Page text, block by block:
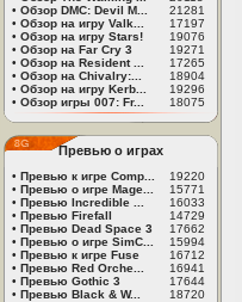
• Обзор DMC: Devil M...
21281
• Обзор на игру Valk...
17197
• Обзор на игру Stars!
19076
• Обзор на Far Cry 3
19271
• Обзор на Resident ...
17265
• Обзор на Chivalry:...
18904
• Обзор на игру Kerb...
19296
• Обзор игры 007: Fr... 18075
Превью о играх
• Превью к игре Comp...
19220
• Превью о игре Mage...
15771
• Превью Incredible ...
16033
• Превью Firefall
14729
• Превью Dead Space 3
17662
• Превью о игре SimC...
15994
• Превью к игре Fuse
16712
• Превью Red Orche...
16941
• Превью Gothic 3
17644
• Превью Black & W... 18720